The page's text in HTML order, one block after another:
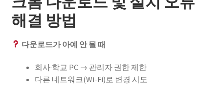
해결 방법
다운로드가 아예 안 될 때
회사·학교 PC → 관리자 권한 제한
다른 네트워크(Wi-Fi)로 변경 시도